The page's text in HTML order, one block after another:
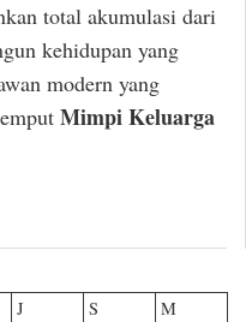
total akumulasi dari
kehidupan yang
modern yang
Mimpi Keluarga
J S
M